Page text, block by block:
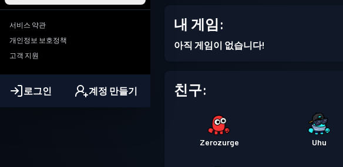
서비스 약관
개인정보 보호정책
고객 지원
로그인 계정 만들기
내 게임:
아직 게임이 없습니다!
친구:
Zerozurge Uhu